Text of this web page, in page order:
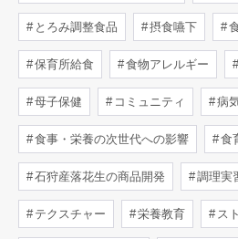
とろみ調整食品 摂食嚥下
保育所給食 食物アレルギー
母子保健 コミュニティ 病
食事・栄養の次世代への影響 食
石狩産落花生の商品開発 調理実
テクスチャー 栄養教育 ス